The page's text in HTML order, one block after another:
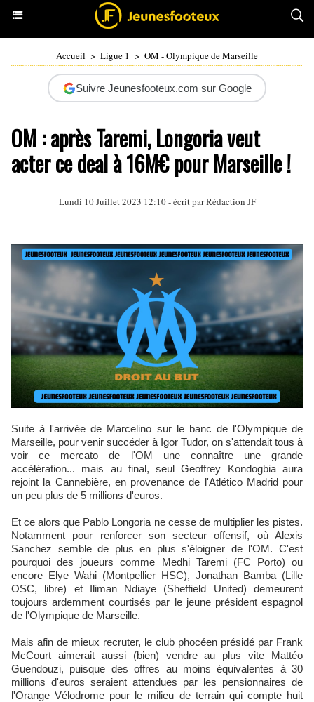
Accueil > Ligue 1 > OM - Olympique de Marseille
Suivre Jeunesfooteux.com sur Google
OM : après Taremi, Longoria veut
acter ce deal à 16M€ pour Marseille !
Lundi 10 Juillet 2023 12:10 - écrit par Rédaction JF
Suite à l'arrivée de Marcelino sur le banc de l'Olympique de
Marseille, pour venir succéder à Igor Tudor, on s'attendait tous à
voir ce mercato de l'OM une connaître une grande
accélération... mais au final, seul Geoffrey Kondogbia aura
rejoint la Cannebière, en provenance de l'Atlético Madrid pour
un peu plus de 5 millions d'euros.
Et ce alors que Pablo Longoria ne cesse de multiplier les pistes.
Notamment pour renforcer son secteur offensif, où Alexis
Sanchez semble de plus en plus s'éloigner de l'OM. C'est
pourquoi des joueurs comme Medhi Taremi (FC Porto) ou
encore Elye Wahi (Montpellier HSC), Jonathan Bamba (Lille
OSC, libre) et Iliman Ndiaye (Sheffield United) demeurent
toujours ardemment courtisés par le jeune président espagnol
de l'Olympique de Marseille.
Mais afin de mieux recruter, le club phocéen présidé par Frank
McCourt aimerait aussi (bien) vendre au plus vite Mattéo
Guendouzi, puisque des offres au moins équivalentes à 30
millions d'euros seraient attendues par les pensionnaires de
l'Orange Vélodrome pour le milieu de terrain qui compte huit